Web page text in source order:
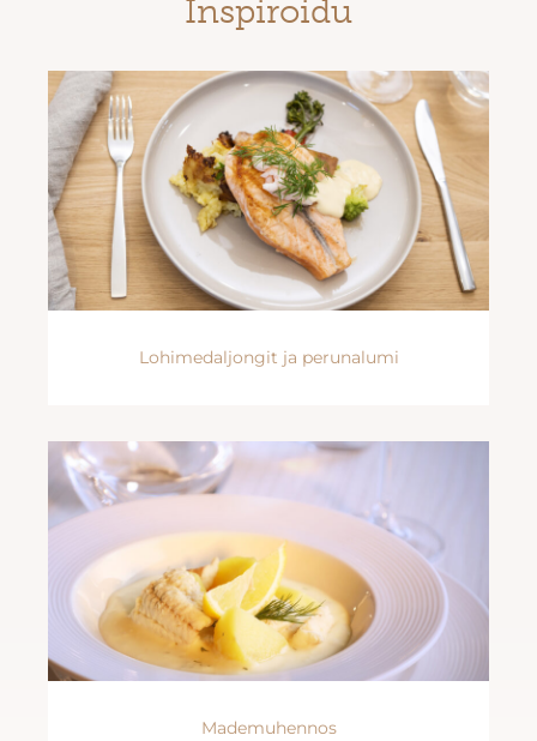
Inspiroidu
Lohimedaljongit ja perunalumi
Mademuhennos